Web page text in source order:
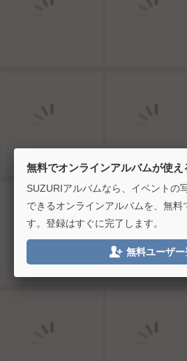
無料でオンラインアルバムが使え
SUZURIアルバムなら、イベントの
できるオンラインアルバムを、無料
す。登録はすぐに完了します。
 無料ユーザー